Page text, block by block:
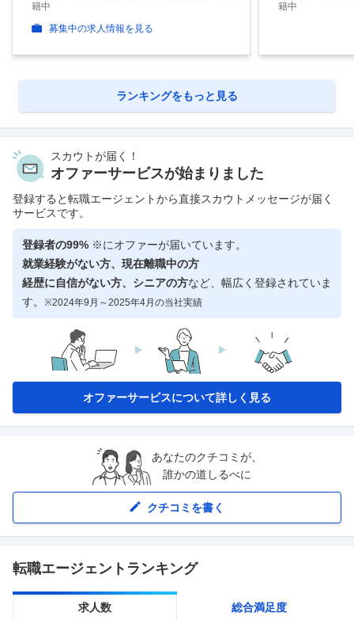
籍中
募集中の求人情報を見る
籍中
ランキングをもっと見る
スカウトが届く！
オファーサービスが始まりました
登録すると転職エージェントから直接スカウトメッセージが届く
サービスです。
登録者の99% ※にオファーが届いています。
就業経験がない方、現在離職中の方
経歴に自信がない方、シニアの方など、幅広く登録されていま
す。 ※2024年9月～2025年4月の当社実績
オファーサービスについて詳しく見る
あなたのクチコミが、
誰かの道しるべに
クチコミを書く
転職エージェントランキング
求人数 総合満足度